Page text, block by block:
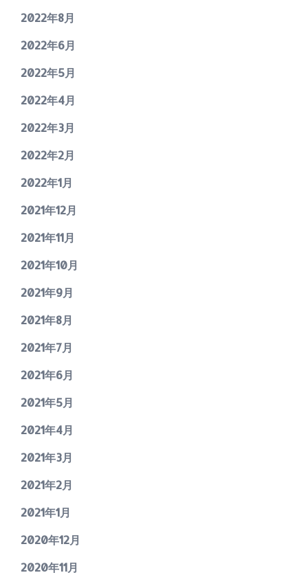
2022年8月
2022年6月
2022年5月
2022年4月
2022年3月
2022年2月
2022年1月
2021年12月
2021年11月
2021年10月
2021年9月
2021年8月
2021年7月
2021年6月
2021年5月
2021年4月
2021年3月
2021年2月
2021年1月
2020年12月
2020年11月